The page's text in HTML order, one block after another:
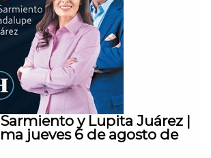
y Lupita Juárez |
jueves 6 de agosto de